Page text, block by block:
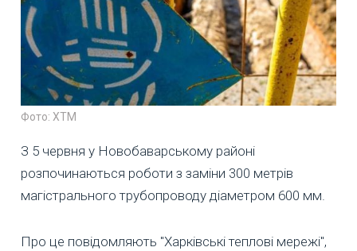
Фото: ХТМ
З 5 червня у Новобаварському районі
розпочинаються роботи з заміни 300 метрів
магістрального трубопроводу діаметром 600 мм.
Про це повідомляють "Харківські теплові мережі",